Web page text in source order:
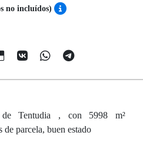
no incluídos)
Tentudia , con 5998 m²
de parcela, buen estado